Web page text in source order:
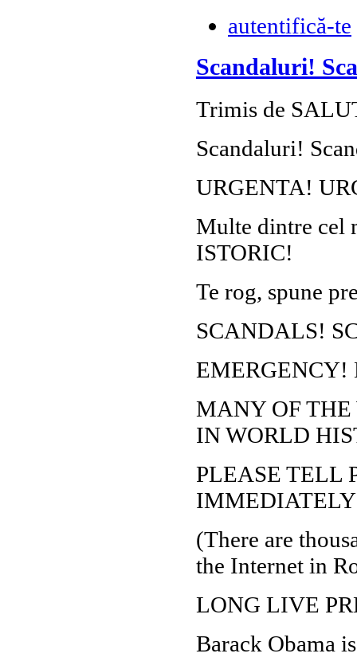
autentifică-te
Scandaluri!
Trimis de
Scandaluri!
URGENTA!
Multe dintre cel
ISTORIC!
Te rog, spune
SCANDALS!
EMERGENCY!
MANY OF THE
IN WORLD
PLEASE TELL
(There are
the Internet in
LONG LIVE
Barack Obama